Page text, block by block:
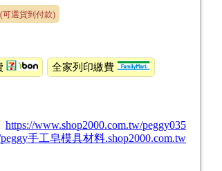
(可選貨到付款)
全家列印繳費
https://www.shop2000.com.tw/peggy035
peggy手工皂模具材料.shop2000.com.tw